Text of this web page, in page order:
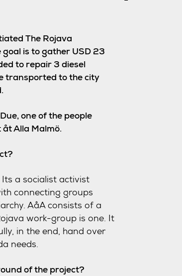
The Rojava
is to gather USD 23
to repair 3 diesel
transported to the city
one of the people
Alla Malmö.
a socialist activist
connecting groups
AåA consists of a
work-group is one. It
in the end, hand over
needs.
of the project?